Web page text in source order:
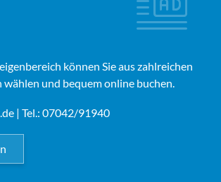
können Sie aus zahlreichen
und bequem online buchen.
| Tel.: 07042/91940